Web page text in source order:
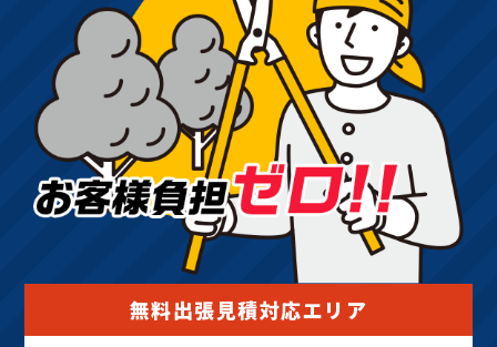
無料出張見積対応エリア